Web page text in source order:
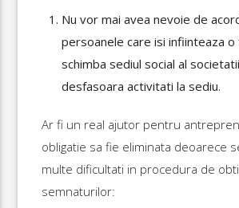
Nu vor mai avea nevoie de
persoanele care isi infiinteaza o
schimba sediul social al
desfasoara activitati la sediu.
Ar fi un real ajutor pentru
obligatie sa fie eliminata deoarece
multe dificultati in procedura de
semnaturilor: